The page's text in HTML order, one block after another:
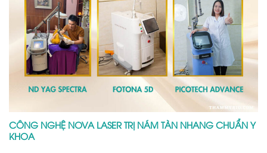
CÔNG NGHỆ NOVA LASER TRỊ NÁM TÀN NHANG CHUẨN Y
KHOA